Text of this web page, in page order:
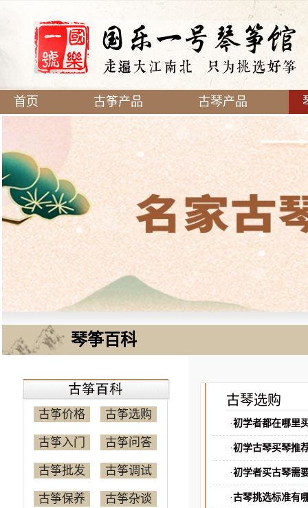
首页 古筝产品 古琴产品
琴筝百科
古筝价格 古筝选购
古筝入门 古筝问答
古筝批发 古筝调试
古筝保养 古筝杂谈
古琴选购
·初学者都在哪里
·初学古琴买琴推
·初学者买古琴需
·古琴挑选标准有